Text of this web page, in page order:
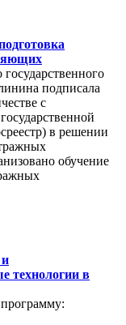
подписала
с
в решении
обучение
технологии в